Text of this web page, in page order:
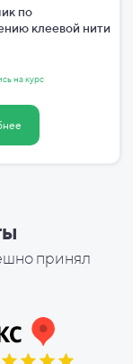
по
клеевой нити
на курс
принял